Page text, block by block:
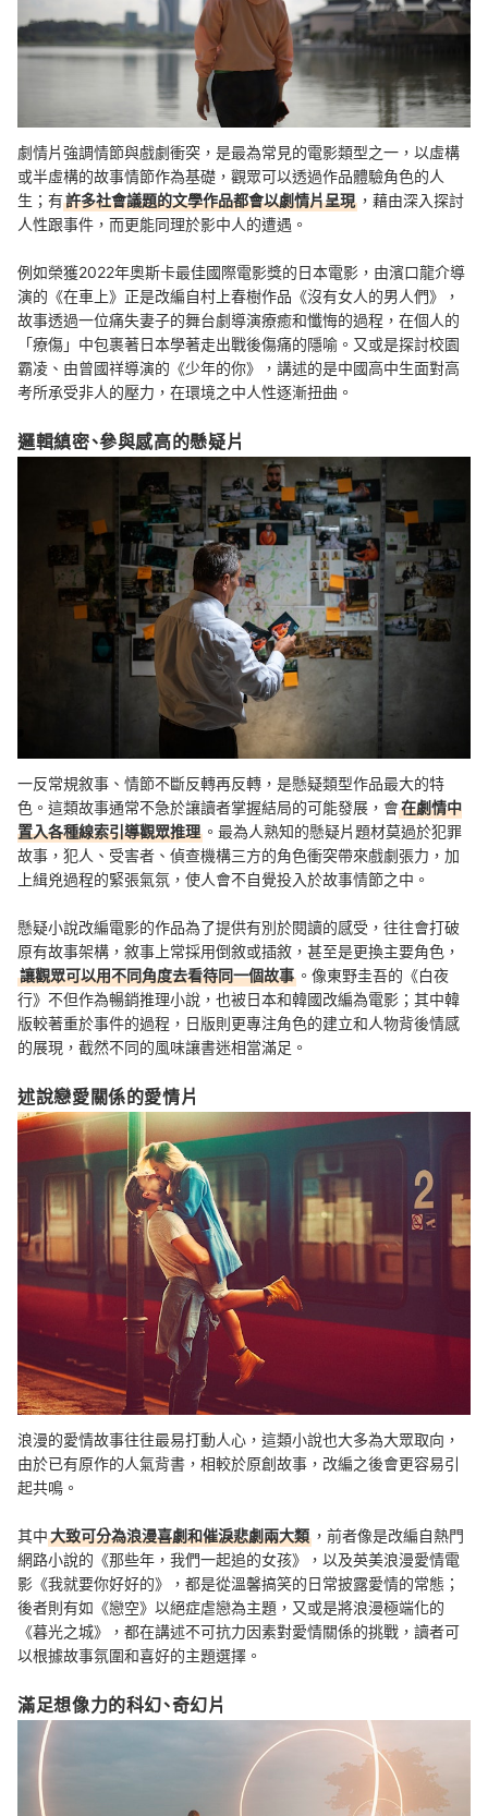
劇情片強調情節與戲劇衝突，是最為常見的電影類型之一，以虛構
或半虛構的故事情節作為基礎，觀眾可以透過作品體驗角色的人
生；有許多社會議題的文學作品都會以劇情片呈現 ，藉由深入探討
人性跟事件，而更能同理於影中人的遭遇。
例如榮獲2022年奧斯卡最佳國際電影獎的日本電影，由濱口龍介導
演的《在車上》正是改編自村上春樹作品《沒有女人的男人們》，
故事透過一位痛失妻子的舞台劇導演療癒和懺悔的過程，在個人的
「療傷」中包裹著日本學著走出戰後傷痛的隱喻。又或是探討校園
霸凌、由曾國祥導演的《少年的你》，講述的是中國高中生面對高
考所承受非人的壓力，在環境之中人性逐漸扭曲。
邏輯縝密、參與感高的懸疑片
一反常規敘事、情節不斷反轉再反轉，是懸疑類型作品最大的特
色。這類故事通常不急於讓讀者掌握結局的可能發展，會在劇情中
置入各種線索引導觀眾推理 。最為人熟知的懸疑片題材莫過於犯罪
故事，犯人、受害者、偵查機構三方的角色衝突帶來戲劇張力，加
上緝兇過程的緊張氣氛，使人會不自覺投入於故事情節之中。
懸疑小說改編電影的作品為了提供有別於閱讀的感受，往往會打破
原有故事架構，敘事上常採用倒敘或插敘，甚至是更換主要角色，
讓觀眾可以用不同角度去看待同一個故事 。像東野圭吾的《白夜
行》不但作為暢銷推理小說，也被日本和韓國改編為電影；其中韓
版較著重於事件的過程，日版則更專注角色的建立和人物背後情感
的展現，截然不同的風味讓書迷相當滿足。
述說戀愛關係的愛情片
浪漫的愛情故事往往最易打動人心，這類小說也大多為大眾取向，
由於已有原作的人氣背書，相較於原創故事，改編之後會更容易引
起共鳴。
其中大致可分為浪漫喜劇和催淚悲劇兩大類 ，前者像是改編自熱門
網路小說的《那些年，我們一起追的女孩》，以及英美浪漫愛情電
影《我就要你好好的》，都是從溫馨搞笑的日常披露愛情的常態；
後者則有如《戀空》以絕症虐戀為主題，又或是將浪漫極端化的
《暮光之城》，都在講述不可抗力因素對愛情關係的挑戰，讀者可
以根據故事氛圍和喜好的主題選擇。
滿足想像力的科幻、奇幻片